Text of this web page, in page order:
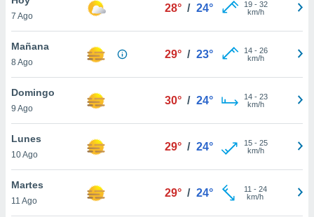
y
en
más
de
7 Ago
28° / 24° 19- 32
km/h
Mañana
8 Ago
29° / 23° 14- 26
km/h
Domingo
9 Ago
30° / 24° 14- 23
km/h
Lunes
10 Ago
29° / 24° 15- 25
km/h
Martes
11 Ago
29° / 24° 11 - 24
km/h